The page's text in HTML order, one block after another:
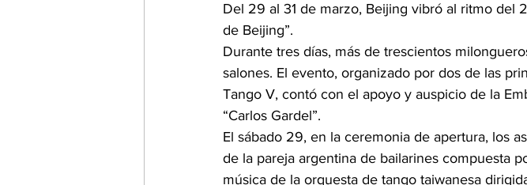
Del 29 al 31 de marzo, Beijing vibró al ritmo del
de Beijing”.
Durante tres días, más de trescientos
salones. El evento, organizado por dos de las
Tango V, contó con el apoyo y auspicio de la
“Carlos Gardel”.
El sábado 29, en la ceremonia de apertura, los
de la pareja argentina de bailarines compuesta
música de la orquesta de tango taiwanesa